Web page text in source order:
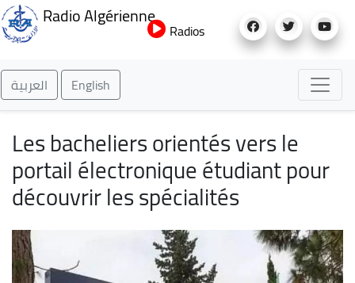
au
Radio Algérienne
Radios
العربية English
Les bacheliers orientés vers le
portail électronique étudiant pour
découvrir les spécialités